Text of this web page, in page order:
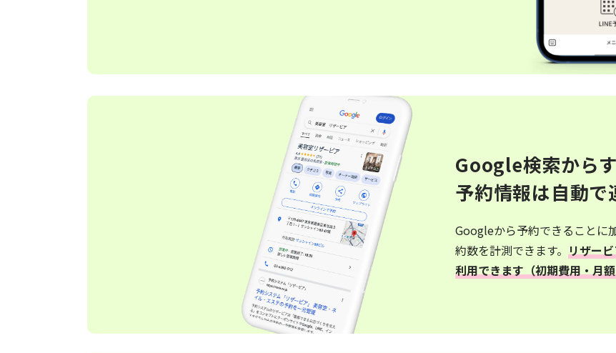
Google検索から
予約情報は自動で
Googleから予約できることに
約数を計測できます。 リザー
利用できます（初期費用・月